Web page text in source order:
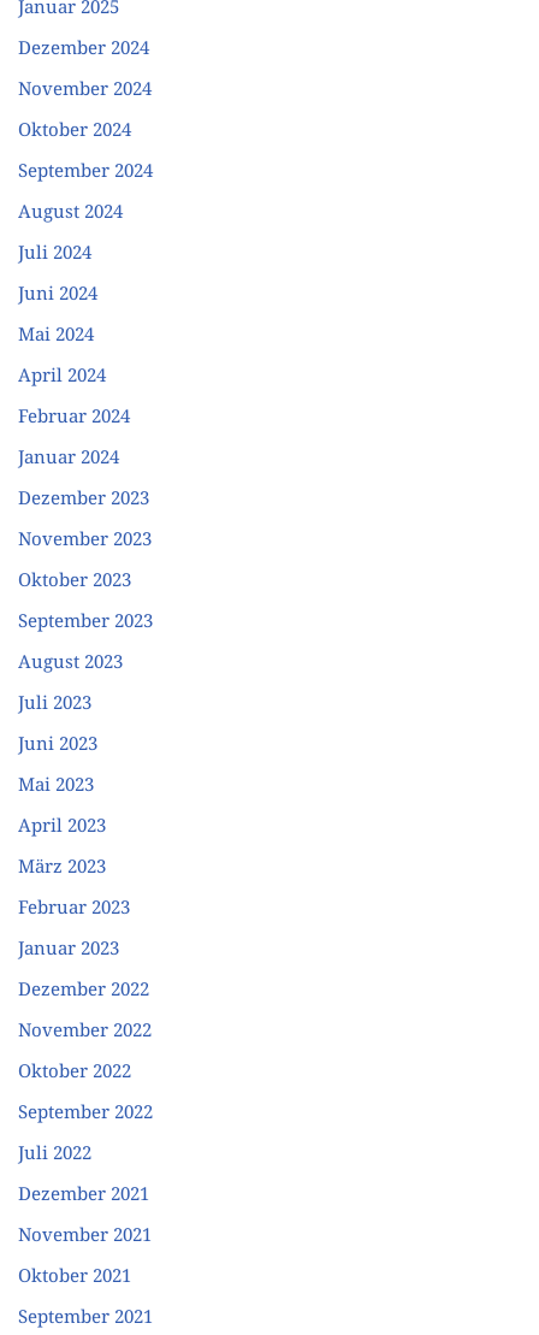
Januar 2025
Dezember 2024
November 2024
Oktober 2024
September 2024
August 2024
Juli 2024
Juni 2024
Mai 2024
April 2024
Februar 2024
Januar 2024
Dezember 2023
November 2023
Oktober 2023
September 2023
August 2023
Juli 2023
Juni 2023
Mai 2023
April 2023
März 2023
Februar 2023
Januar 2023
Dezember 2022
November 2022
Oktober 2022
September 2022
Juli 2022
Dezember 2021
November 2021
Oktober 2021
September 2021